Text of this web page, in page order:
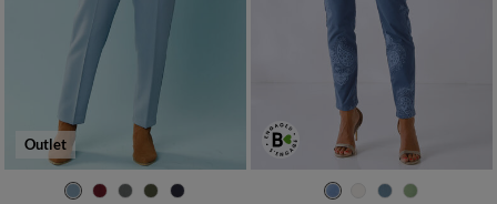
Outlet
36 38 40 42 44 38 40 42 44